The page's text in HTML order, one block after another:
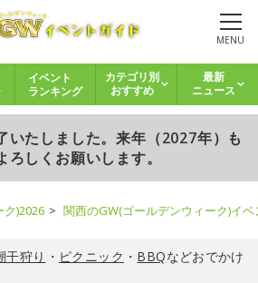
MENU
イベント
ランキング
カテゴリ別
おすすめ
最新
ニュース
いたしました。来年（2027年）も
ろしくお願いします。
)2026 関西のGW(ゴールデンウィーク)イ
干狩り ・ ピクニック ・ BBQなどおでかけ